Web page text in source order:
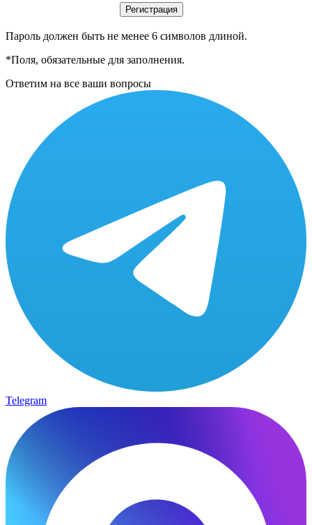
Пароль должен быть не менее 6 символов длиной.
*Поля, обязательные для заполнения.
Ответим на все ваши вопросы
Telegram